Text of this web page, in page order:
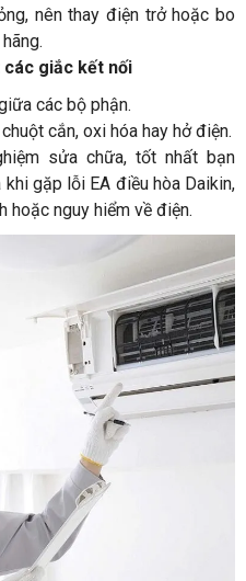
nên thay điện trở hoặc bo
các giắc kết nối
các bộ phận.
cắn, oxi hóa hay hở điện.
sửa chữa, tốt nhất bạn
gặp lỗi EA điều hòa Daikin,
hoặc nguy hiểm về điện.